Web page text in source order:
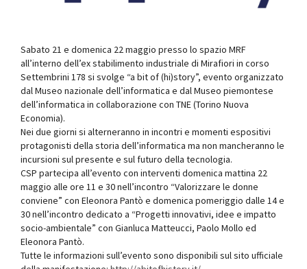
Sabato 21 e domenica 22 maggio presso lo spazio MRF
all’interno dell’ex stabilimento industriale di Mirafiori in corso
Settembrini 178 si svolge “a bit of (hi)story”, evento organizzato
dal Museo nazionale dell’informatica e dal Museo piemontese
dell’informatica in collaborazione con TNE (Torino Nuova
Economia).
Nei due giorni si alterneranno in incontri e momenti espositivi
protagonisti della storia dell’informatica ma non mancheranno le
incursioni sul presente e sul futuro della tecnologia.
CSP partecipa all’evento con interventi domenica mattina 22
maggio alle ore 11 e 30 nell’incontro “Valorizzare le donne
conviene” con Eleonora Pantò e domenica pomeriggio dalle 14 e
30 nell’incontro dedicato a “Progetti innovativi, idee e impatto
socio-ambientale” con Gianluca Matteucci, Paolo Mollo ed
Eleonora Pantò.
Tutte le informazioni sull’evento sono disponibili sul sito ufficiale